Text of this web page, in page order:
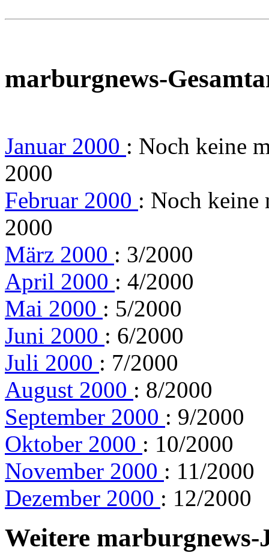
marburgnews-
Januar 2000 : Noch keine
2000
Februar 2000 : Noch keine
2000
März 2000 : 3/2000
April 2000 : 4/2000
Mai 2000 : 5/2000
Juni 2000 : 6/2000
Juli 2000 : 7/2000
August 2000 : 8/2000
September 2000 : 9/2000
Oktober 2000 : 10/2000
November 2000 : 11/2000
Dezember 2000 : 12/2000
Weitere marburgnews-